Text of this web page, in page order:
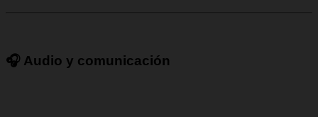
🎧 Audio y comunicación